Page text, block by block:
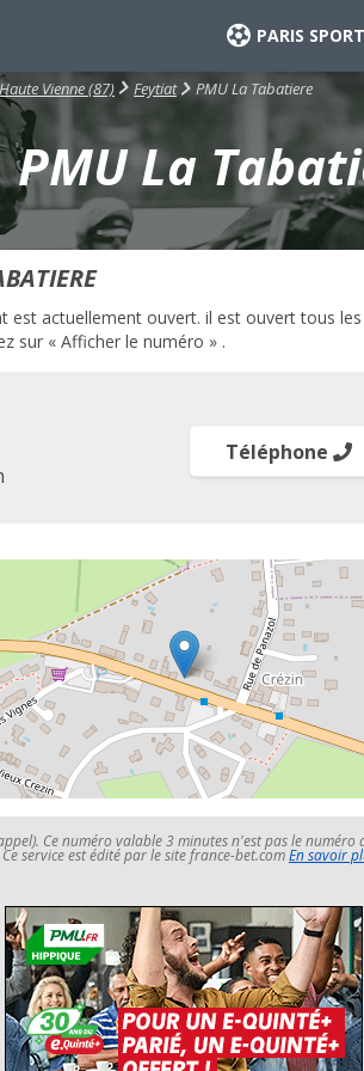
PARIS
Haute Vienne (87) Feytiat PMU La Tabatiere
PMU La
est actuellement ouvert. il est ouvert tous
sur « Afficher le numéro » .
Téléphone
Ce numéro valable 3 minutes n'est pas le
service est édité par le site france-bet.comEn savoir